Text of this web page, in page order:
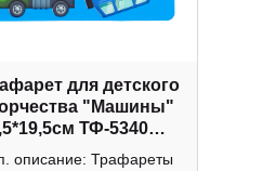
для детского
"Машины"
ТФ-5340
Пресс
описание: Трафареты